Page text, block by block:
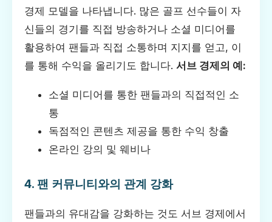
경제 모델을 나타냅니다. 많은 골프 선수들이 자
신들의 경기를 직접 방송하거나 소셜 미디어를
활용하여 팬들과 직접 소통하며 지지를 얻고, 이
를 통해 수익을 올리기도 합니다. 서브 경제의 예:
소셜 미디어를 통한 팬들과의 직접적인 소
통
독점적인 콘텐츠 제공을 통한 수익 창출
온라인 강의 및 웨비나
4. 팬 커뮤니티와의 관계 강화
팬들과의 유대감을 강화하는 것도 서브 경제에서